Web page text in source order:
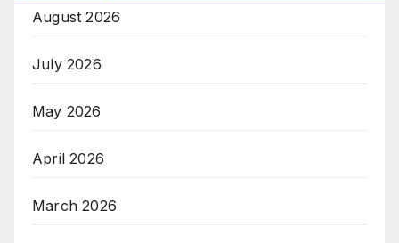
August 2026
July 2026
May 2026
April 2026
March 2026